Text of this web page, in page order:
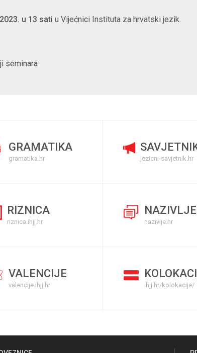
u 13 sati u Vijećnici Instituta za hrvatski jezik.
seminara
GRAMATIKA
gramatika.hr jezicni-savjetnik.hr
RIZNICA
riznica.ihjj.hr
NAZIVLJE
nazivlje.hr
VALENCIJE
valencije.ihjj.hr ihjj.hr/kolokacije/